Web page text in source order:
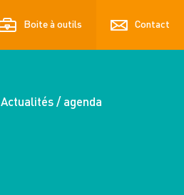
Boite à outils Contact
Actualités / agenda